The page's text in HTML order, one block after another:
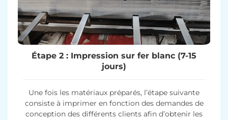
Étape 2 : Impression sur fer blanc (7-15
jours)
Une fois les matériaux préparés, l’étape suivante
consiste à imprimer en fonction des demandes de
conception des différents clients afin d’obtenir les